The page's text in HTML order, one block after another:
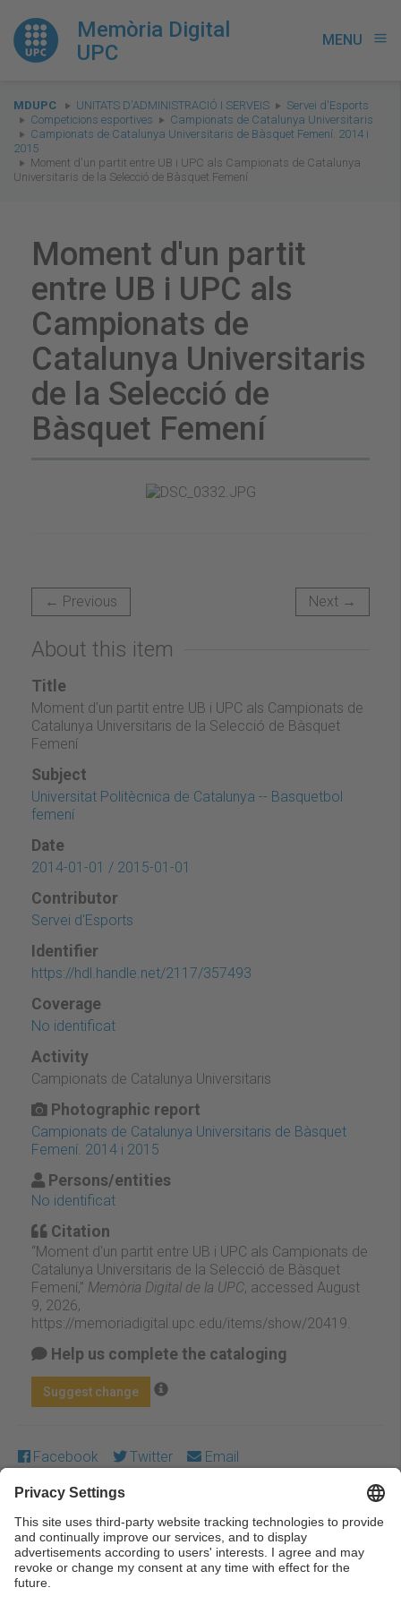
Memòria Digital
UPC
MENU menu
You
are
here:
MDUPC UNITATS D'ADMINISTRACIÓ I SERVEIS
Servei d'Esports
Competicions esportives
Campionats de Catalunya Universitaris
Campionats de Catalunya Universitaris de Bàsquet Femení. 2014 i
2015
Moment d'un partit entre UB i UPC als Campionats de Catalunya
Universitaris de la Selecció de Bàsquet Femení
Moment d'un partit
entre UB i UPC als
Campionats de
Catalunya Universitaris
de la Selecció de
Bàsquet Femení
← Previous Next →
About this item
Title
Moment d'un partit entre UB i UPC als Campionats de
Catalunya Universitaris de la Selecció de Bàsquet
Femení
Subject
Universitat Politècnica de Catalunya -- Basquetbol
femení
Date
2014-01-01 / 2015-01-01
Contributor
Servei d'Esports
Identifier
https://hdl.handle.net/2117/357493
Coverage
No identificat
Activity
Campionats de Catalunya Universitaris
Photographic report
Campionats de Catalunya Universitaris de Bàsquet
Femení. 2014 i 2015
Persons/entities
No identificat
Citation
“Moment d'un partit entre UB i UPC als Campionats de
Catalunya Universitaris de la Selecció de Bàsquet
Femení,” Memòria Digital de la UPC, accessed August
9, 2026,
https://memoriadigital.upc.edu/items/show/20419
Help us complete the cataloging
Suggest change
Facebook Twitter Email
Except where otherwise noted, content on this work is
licensed under a Creative Commons license:Attribution-
NonCommercial-NoDerivs 3.0 Spain